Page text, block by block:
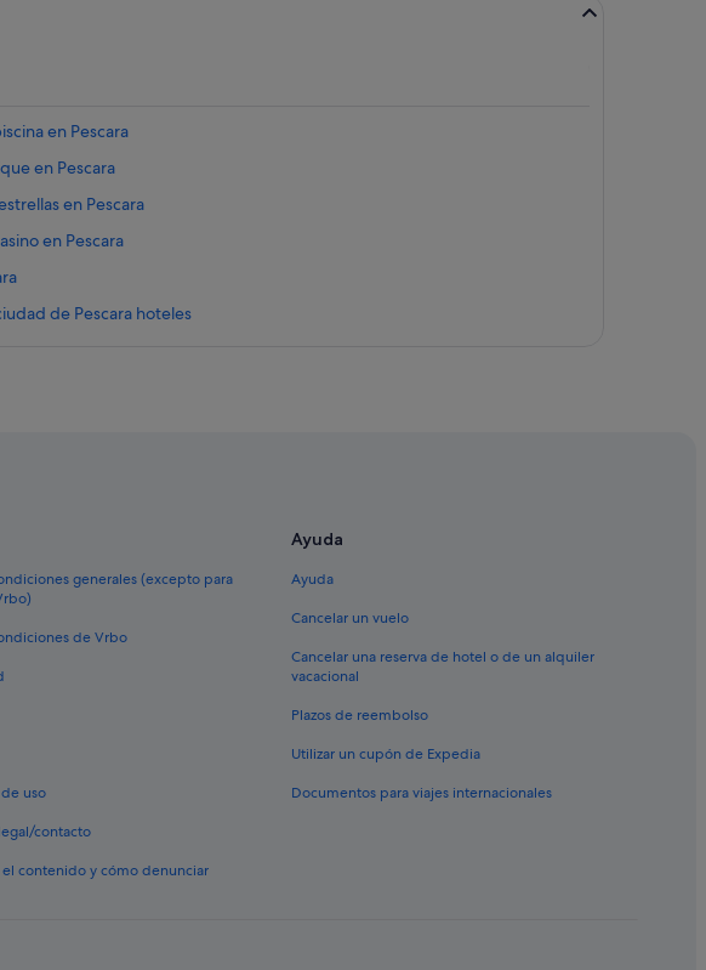
en Pescara
en Pescara
en Pescara
en Pescara
de Pescara hoteles
en Pescara
mascotas en Pineta
generales (excepto para
de Vrbo
de uso
contacto
el contenido y cómo denunciar
Ayuda
Ayuda
Cancelar un vuelo
Cancelar una reserva de hotel o de un alquiler
vacacional
Plazos de reembolso
Utilizar un cupón de Expedia
Documentos para viajes internacionales